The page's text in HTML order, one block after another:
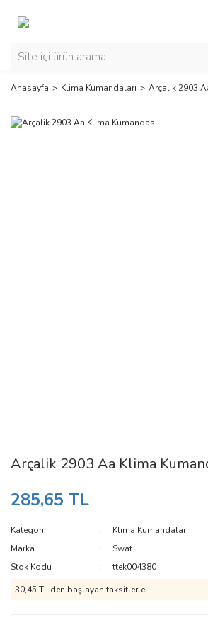
Anasayfa Klima Kumandaları Arçalik 2903
Arçalik 2903 Aa Klima
285,65 TL
Kategori
Klima Kumandaları
Marka
Swat
Stok Kodu
ttek004380
30,45 TL den başlayan taksitlerle!